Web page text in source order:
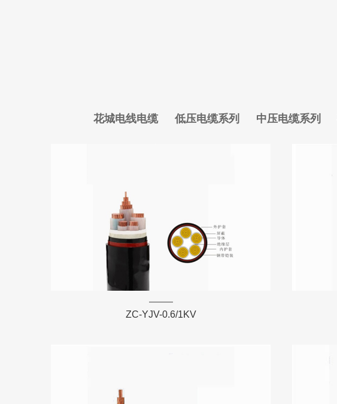
花城电线电缆 低压电缆系列 中压电缆系列
ZC-YJV-0.6/1KV